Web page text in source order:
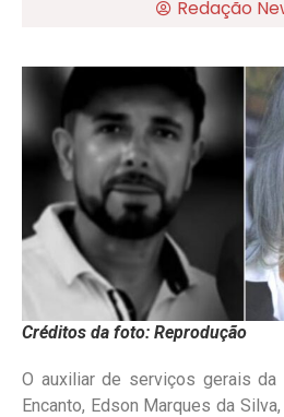
Redação
Créditos da foto: Reprodução
O auxiliar de serviços gerais da
Encanto, Edson Marques da